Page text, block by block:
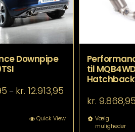
varesiden
Downpipe
– kr. 12.913,95
kr. 6.928,95
kr. 12.913,95
Dette
Quick View
til
Hatchback
kr. 9.868,95
Vælg
muligheder